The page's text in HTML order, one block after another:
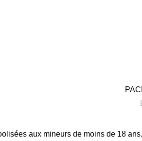
aux mineurs de moins de 18